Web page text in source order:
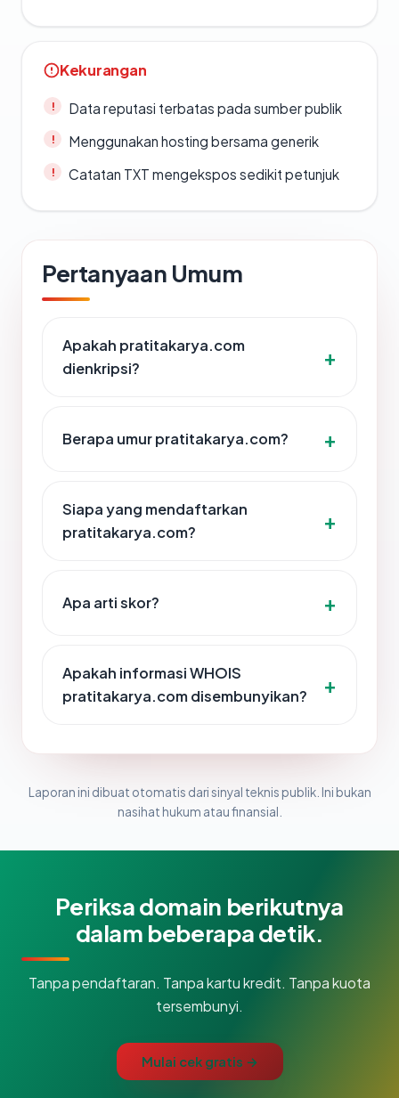
Kekurangan
Data reputasi terbatas pada sumber publik
Menggunakan hosting bersama generik
Catatan TXT mengekspos sedikit petunjuk
Pertanyaan Umum
Apakah pratitakarya.com
dienkripsi?
Berapa umur pratitakarya.com?
Siapa yang mendaftarkan
pratitakarya.com?
Apa arti skor?
Apakah informasi WHOIS
pratitakarya.com disembunyikan?
Laporan ini dibuat otomatis dari sinyal teknis publik. Ini bukan
nasihat hukum atau finansial.
Periksa domain berikutnya
dalam beberapa detik.
Tanpa pendaftaran. Tanpa kartu kredit. Tanpa kuota
tersembunyi.
Mulai cek gratis →